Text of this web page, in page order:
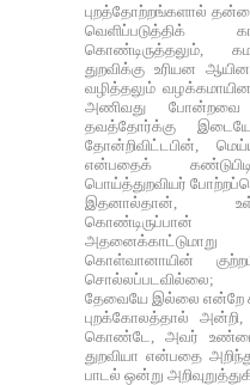
புறத்தோற்றங்களால்
வெளிப்படுத்திக்
கொண்டிருத்தலும்,
துறவிக்கு உரியன
வழித்தலும்
அணிவது போன்றவை
தவத்தோர்க்கு
தோன்றிவிட்டபின்,
என்பதைக்
பொய்த்துறவியர்
இதனால்தான்,
கொண்டிருப்பான்
கொள்வானாயின்
சொல்லப்படவில்லை;
தேவையே இல்லை என்றே
புறக்கோலத்தால்
கொண்டே, அவர்
துறவியா என்பதை
பாடல் ஒன்று